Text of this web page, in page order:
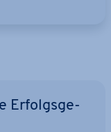
Er­folgs­ge­